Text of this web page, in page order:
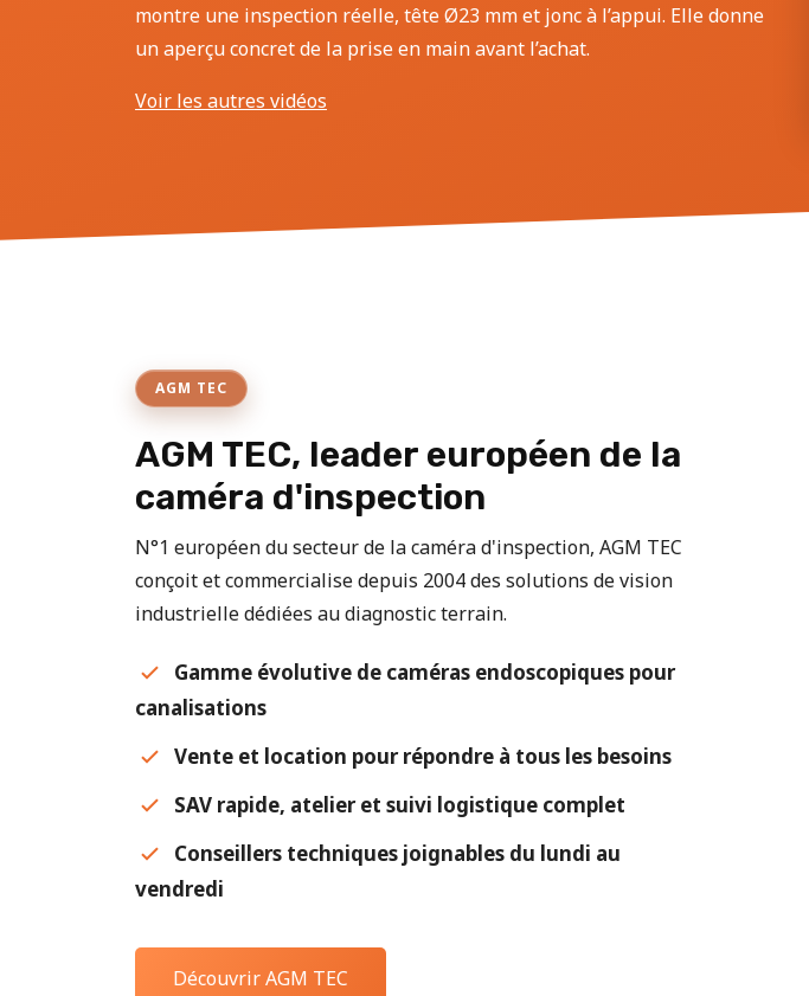
montre une inspection réelle, tête Ø23 mm et jonc à l’appui. Elle donne
un aperçu concret de la prise en main avant l’achat.
Voir les autres vidéos
AGM TEC
AGM TEC, leader européen de la
caméra d'inspection
N°1 européen du secteur de la caméra d'inspection, AGM TEC
conçoit et commercialise depuis 2004 des solutions de vision
industrielle dédiées au diagnostic terrain.
Gamme évolutive de caméras endoscopiques pour
canalisations
Vente et location pour répondre à tous les besoins
SAV rapide, atelier et suivi logistique complet
Conseillers techniques joignables du lundi au
vendredi
Découvrir AGM TEC